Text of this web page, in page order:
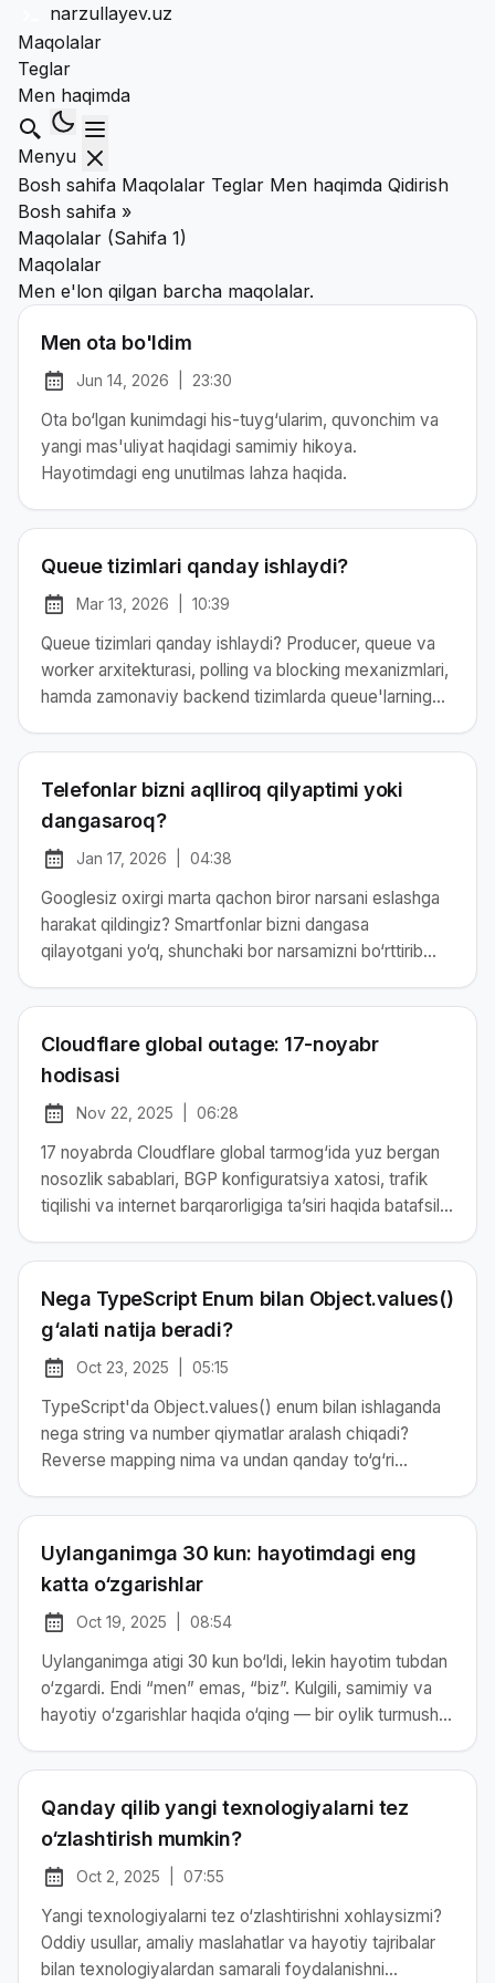
narzullayev.uz
Maqolalar
Teglar
Men haqimda
Qidirish
Menyu
Bosh sahifa Maqolalar Teglar Men haqimda Qidirish
Bosh sahifa »
Maqolalar (sahifa 1)
Maqolalar
Men e'lon qilgan barcha maqolalar.
Men ota bo'ldim
Chop etilgan:
Jun 14, 2026
at 23:30
Ota bo‘lgan kunimdagi his-tuyg‘ularim, quvonchim va
yangi mas'uliyat haqidagi samimiy hikoya.
Hayotimdagi eng unutilmas lahza haqida.
Queue tizimlari qanday ishlaydi?
Chop etilgan:
Mar 13, 2026
at 10:39
Queue tizimlari qanday ishlaydi? Producer, queue va
worker arxitekturasi, polling va blocking mexanizmlari,
hamda zamonaviy backend tizimlarda queue'larning
Telefonlar bizni aqlliroq qilyaptimi yoki
dangasaroq?
Chop etilgan:
Jan 17, 2026
at 04:38
Googlesiz oxirgi marta qachon biror narsani eslashga
harakat qildingiz? Smartfonlar bizni dangasa
qilayotgani yo‘q, shunchaki bor narsamizni bo‘rttirib
chegara haqida shaxsiy mulohazalarim.
Cloudflare global outage: 17-noyabr
hodisasi
Chop etilgan:
Nov 22, 2025
at 06:28
17 noyabrda Cloudflare global tarmog‘ida yuz bergan
nosozlik sabablari, BGP konfiguratsiya xatosi, trafik
tiqilishi va internet barqarorligiga ta’siri haqida batafsil
Nega TypeScript Enum bilan Object.values()
g‘alati natija beradi?
Chop etilgan:
Oct 23, 2025
at 05:15
TypeScript'da Object.values() enum bilan ishlaganda
nega string va number qiymatlar aralash chiqadi?
Reverse mapping nima va undan qanday to‘g‘ri
Uylanganimga 30 kun: hayotimdagi eng
katta o‘zgarishlar
Chop etilgan:
Oct 19, 2025
at 08:54
Uylanganimga atigi 30 kun bo‘ldi, lekin hayotim tubdan
o‘zgardi. Endi “men” emas, “biz”. Kulgili, samimiy va
hayotiy o‘zgarishlar haqida o‘qing — bir oylik turmush
Qanday qilib yangi texnologiyalarni tez
o‘zlashtirish mumkin?
Chop etilgan:
Oct 2, 2025
at 07:55
Yangi texnologiyalarni tez o‘zlashtirishni xohlaysizmi?
Oddiy usullar, amaliy maslahatlar va hayotiy tajribalar
bilan texnologiyalardan samarali foydalanishni